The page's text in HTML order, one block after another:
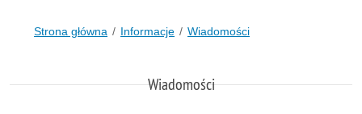
Strona główna Informacje Wiadomości
Wiadomości